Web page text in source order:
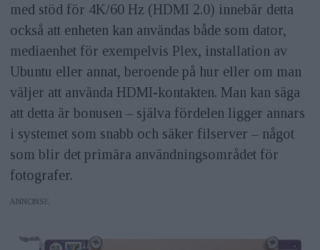
med stöd för 4K/60 Hz (HDMI 2.0) innebär detta
också att enheten kan användas både som dator,
mediaenhet för exempelvis Plex, installation av
Ubuntu eller annat, beroende på hur eller om man
väljer att använda HDMI-kontakten. Man kan säga
att detta är bonusen – själva fördelen ligger annars
i systemet som snabb och säker filserver – något
som blir det primära användningsområdet för
fotografer.
ANNONS